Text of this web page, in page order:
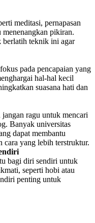
meditasi, pernapasan
menenangkan pikiran.
berlatih teknik ini agar
pada pencapaian yang
hal-hal kecil
suasana hati dan
jangan ragu untuk mencari
Banyak universitas
dapat membantu
cara yang lebih terstruktur.
bagi diri sendiri untuk
seperti hobi atau
penting untuk